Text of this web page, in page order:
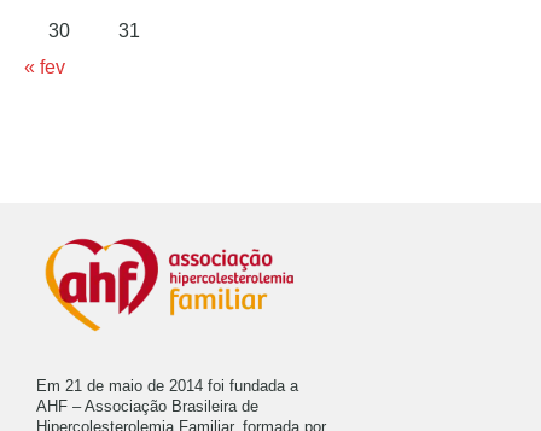
30
31
« fev
Em 21 de maio de 2014 foi fundada a
AHF – Associação Brasileira de
Hipercolesterolemia Familiar, formada por